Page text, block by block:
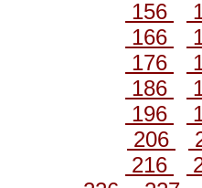
156
166
176
186
196
206
216